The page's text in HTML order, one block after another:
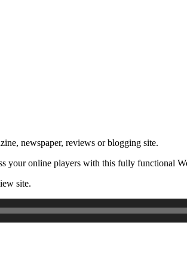
newspaper, reviews or blogging site.
your online players with this fully functional
site.